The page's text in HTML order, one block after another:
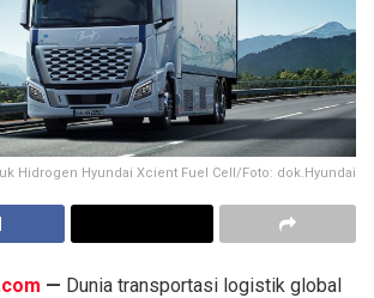
Hidrogen Hyundai Xcient Fuel Cell/Foto: dok.Hyundai
— Dunia transportasi logistik global